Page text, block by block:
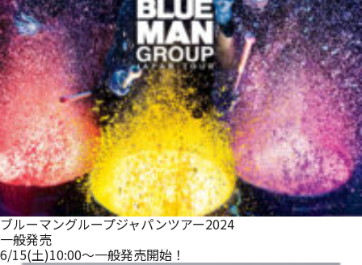
ブルーマングループジャパンツアー2024
一般発売
6/15(土)10:00～一般発売開始！